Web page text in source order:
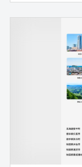
援します。